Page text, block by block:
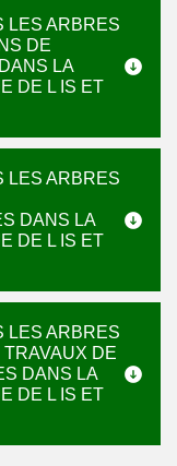
LES ARBRES
DE
LA
DE L IS ET
LES ARBRES
DANS LA
DE L IS ET
LES ARBRES
DE
DANS LA
DE L IS ET